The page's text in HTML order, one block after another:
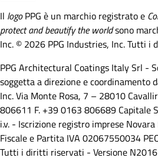
Il logoPPG è un marchio registrato e
protect and beautify the worldsono
Inc. © 2026 PPG Industries, Inc. Tutti
PPG Architectural Coatings Italy Srl -
soggetta a direzione e coordinamento
Inc. Via Monte Rosa, 7 – 28010
806611 F. +39 0163 806689 Capitale
i.v. - Iscrizione registro imprese
Fiscale e Partita IVA 02067550034
Tutti i diritti riservati - Versione N2016